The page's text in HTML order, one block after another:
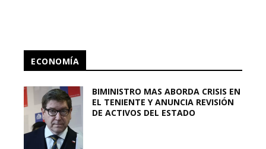
ECONOMÍA
BIMINISTRO MAS ABORDA CRISIS EN
EL TENIENTE Y ANUNCIA REVISIÓN
DE ACTIVOS DEL ESTADO